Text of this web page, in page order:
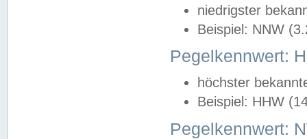
niedrigster
Beispiel: NNW
Pegelkennwert:
höchster
Beispiel: HHW
Pegelkennwert: